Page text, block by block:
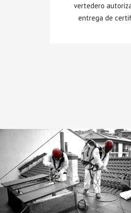
vertedero
entrega de